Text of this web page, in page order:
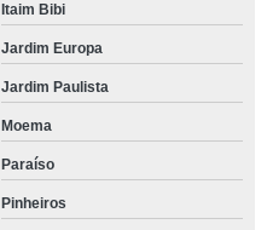
Itaim Bibi
Jardim Europa
Jardim Paulista
Moema
Paraíso
Pinheiros